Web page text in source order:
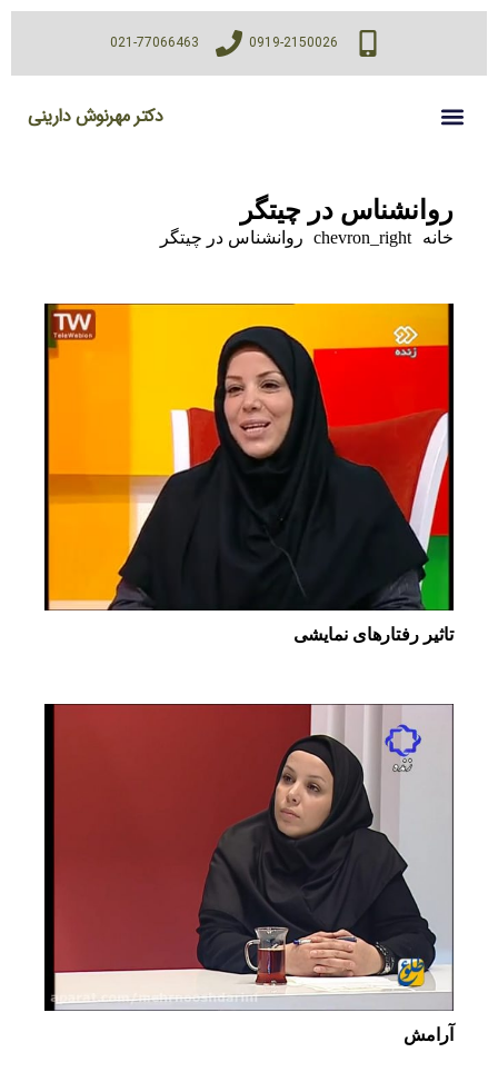
0919-2150026
021-77066463
دکتر مهرنوش دارینی
روانشناس در چیتگر
chevron_right روانشناس در چیتگر
تاثیر رفتارهای نمایشی
آرامش